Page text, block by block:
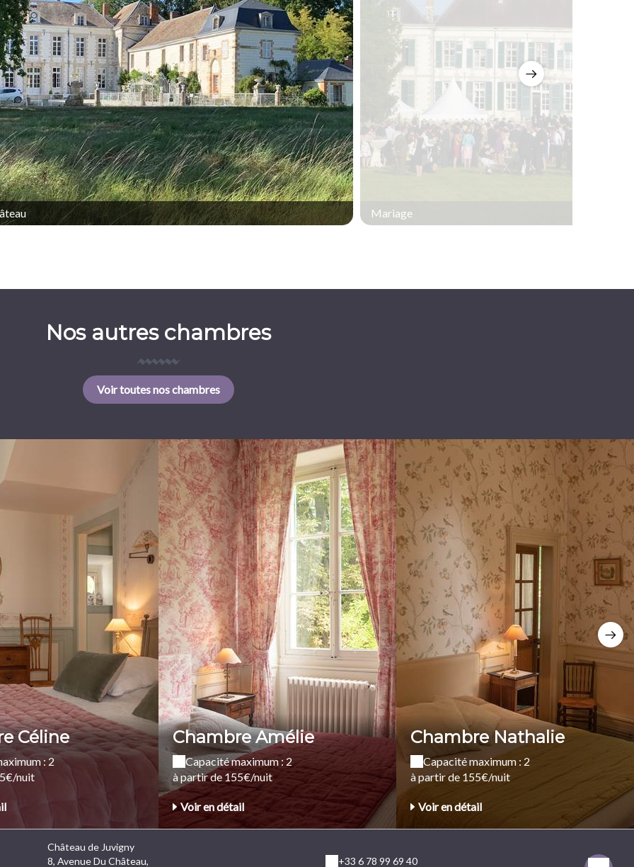
Mariage
Nos autres chambres
Voir toutes nos chambres
Céline
: 2
nuit
Chambre Amélie
Capacité maximum : 2
à partir de 155€/nuit
Voir en détail
Chambre Nathalie
Capacité maximum : 2
à partir de 155€/nuit
Voir en détail
Château de Juvigny
8, Avenue Du Château,
+33 6 78 99 69 40